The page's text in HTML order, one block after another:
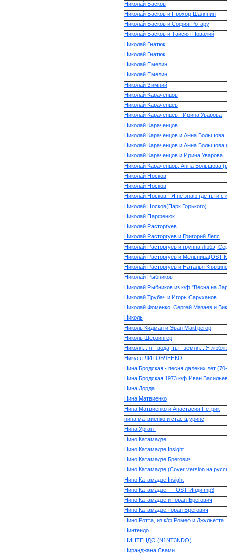
Николай Басков
Николай Басков и Прохор Шаляпин
Николай Басков и София Ротару
Николай Басков и Таисия Повалий
Николай Гнатюк
Николай Гнатюк
Николай Емелин
Николай Емелин
Николай Зимний
Николай Караченцoв
Николай Караченцев
Николай Караченцев - Ирина Уварова
Николай Караченцов
Николай Караченцов и Анна Большова
Николай Караченцов и Анна
Николай Караченцов и Ирина Уварова
Николай Караченцов, Анна Большова
Николай Носков
Николай Носков
Николай Носков - Я не знаю где ты и с
Николай Носков(Парк Горького)
Николай Парфенюк
Николай Расторгуев
Николай Расторгуев и Григорий Лепс
Николай Расторгуев и группа Любэ,
Николай Расторгуев и Мельница(OST
Николай Расторгуев и Наталья
Николай Рыбников
Николай Рыбников из к/ф "Весна на
Николай Трубач и Игорь Саруханов
Николай Фоменко, Сергей Мазаев и
Николь
Николь Кидман и Эван МакГрегор
Николь Шерзингер
Николя... я - вода, ты - земля... Я
Никуся ЛИТОВЧЕНКО
Нина Бродская - песня далеких лет
Нина Бродская 1973 к/ф Иван
Нина Дорда
Нина Матвиенко
Нина Матвиенко и Анастасия Петрик
нина матвиенко и стас шуринс
Нина Ургант
Нино Катамадзе
Нино Катамадзе Insight
Нино Катамадзе Брегович
Нино Катамадзе (Cover version на
Нино Катамадзе Insight
Нино Катамадзе _-_OST Инди.mp3
Нино Катамадзе и Горан Брегович
Нино Катамадзе-Горан Брегович
Нино Ротта, из к/ф Ромео и Джульетта
Нинтендо
НИНТЕНДО (N1NT3NDO)
Ниранджана Свами